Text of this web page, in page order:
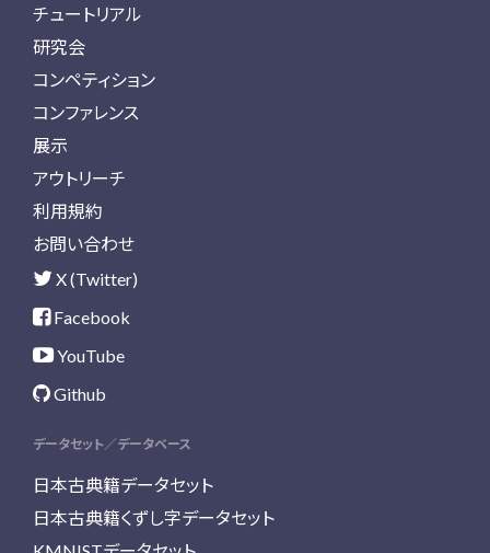
チュートリアル
研究会
コンペティション
コンファレンス
展示
アウトリーチ
利用規約
お問い合わせ
X (Twitter)
Facebook
YouTube
Github
データセット／データベース
日本古典籍データセット
日本古典籍くずし字データセット